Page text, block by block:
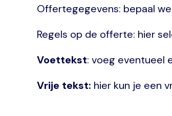
Offertegegevens: bepaal
Regels op de offerte: hier
Voettekst: voeg eventueel
Vrije tekst: hier kun je een